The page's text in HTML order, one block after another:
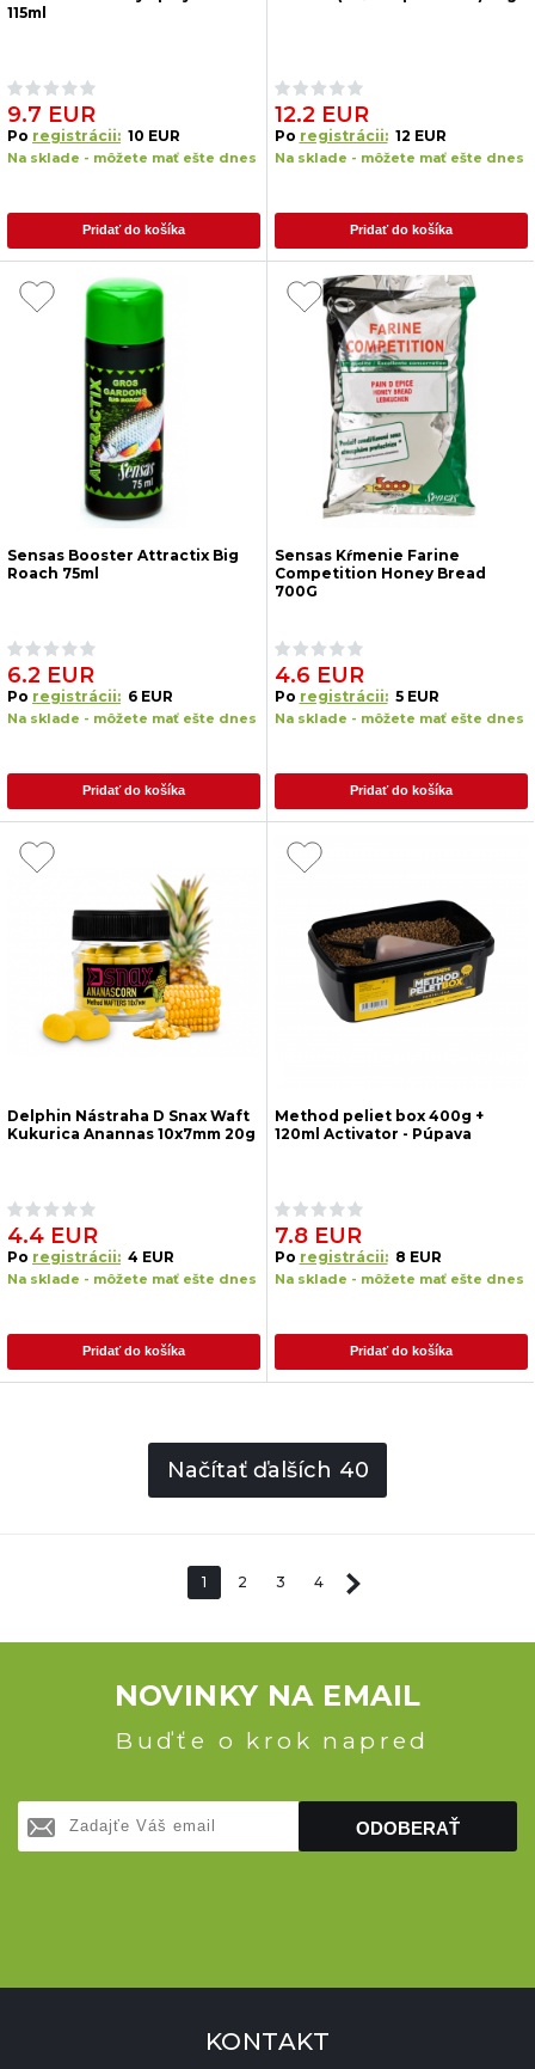
115ml
9.7 EUR
Po registrácii: 10 EUR
Na sklade - môžete mať ešte dnes
Pridať do košíka
12.2 EUR
Po registrácii: 12 EUR
Na sklade - môžete mať ešte dnes
Pridať do košíka
Sensas Booster Attractix Big
Roach 75ml
6.2 EUR
Po registrácii: 6 EUR
Na sklade - môžete mať ešte dnes
Pridať do košíka
Sensas Kŕmenie Farine
Competition Honey Bread
700G
4.6 EUR
Po registrácii: 5 EUR
Na sklade - môžete mať ešte dnes
Pridať do košíka
Delphin Nástraha D Snax Waft
Kukurica Anannas 10x7mm 20g
4.4 EUR
Po registrácii: 4 EUR
Na sklade - môžete mať ešte dnes
Pridať do košíka
Method peliet box 400g +
120ml Activator - Púpava
7.8 EUR
Po registrácii: 8 EUR
Na sklade - môžete mať ešte dnes
Pridať do košíka
Načítať ďalších 40
1 2 3 4
NOVINKY NA EMAIL
Buďťe o krok napred
ODOBERAŤ
KONTAKT